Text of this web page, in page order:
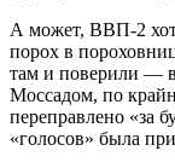
А может, ВВП-2
порох в
там и поверили —
Моссадом, по
переправлено «за
«голосов» была